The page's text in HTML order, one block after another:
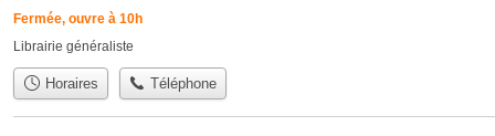
Fermée, ouvre à 10h
Librairie généraliste
Horaires Téléphone